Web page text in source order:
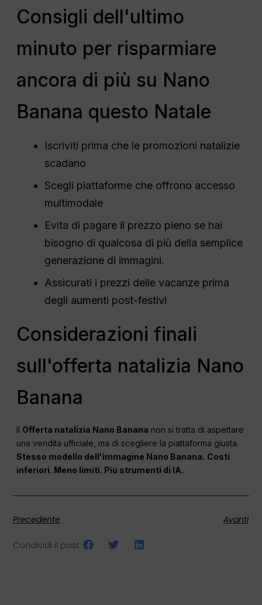
Consigli dell'ultimo
minuto per risparmiare
ancora di più su Nano
Banana questo Natale
Iscriviti prima che le promozioni natalizie
scadano
Scegli piattaforme che offrono accesso
multimodale
Evita di pagare il prezzo pieno se hai
bisogno di qualcosa di più della semplice
generazione di immagini.
Assicurati i prezzi delle vacanze prima
degli aumenti post-festivi
Considerazioni finali
sull'offerta natalizia Nano
Banana
Il Offerta natalizia Nano Banana non si tratta di aspettare
una vendita ufficiale, ma di scegliere la piattaforma giusta.
Stesso modello dell'immagine Nano Banana. Costi
inferiori. Meno limiti. Più strumenti di IA.
Precedente Avanti
Condividi il post: